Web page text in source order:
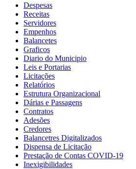
Despesas
Receitas
Servidores
Empenhos
Balancetes
Graficos
Diario do Municipio
Leis e Portarias
Licitações
Relatórios
Estrutura Organizacional
Dárias e Passagens
Contratos
Adesões
Credores
Balancetres Digitalizados
Dispensa de Licitação
Prestação de Contas COVID-19
Inexigibilidades